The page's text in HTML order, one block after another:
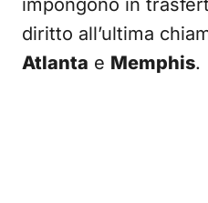
impongono in
diritto all’ultima
Atlanta e Memphis.